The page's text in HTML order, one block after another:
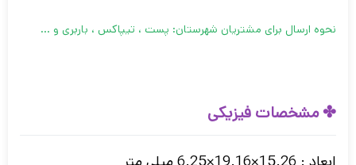
نحوه ارسال برای مشتریان شهرستان: پست ، تیپاکس ، باربری و …
✤ مشخصات فیزیکی